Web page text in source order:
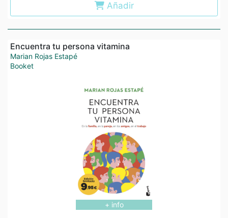
Añadir
Encuentra tu persona vitamina
Marian Rojas Estapé
Booket
+ info